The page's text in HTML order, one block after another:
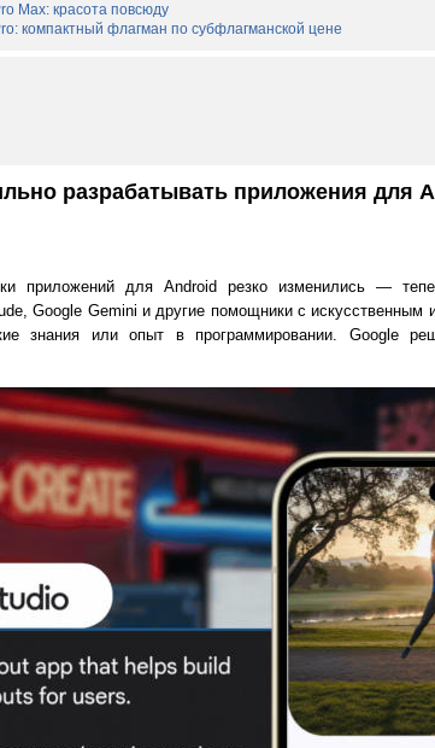
Max: красота повсюду
компактный флагман по субфлагманской цене
разрабатывать приложения
приложений для Android резко изменились —
Google Gemini и другие помощники с
знания или опыт в программировании. Google